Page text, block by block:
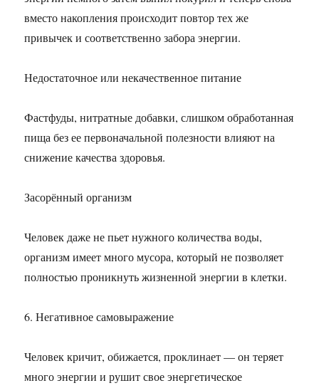
вместо накопления происходит повтор тех же
привычек и соответственно забора энергии.
Недостаточное или некачественное питание
Фастфуды, нитратные добавки, слишком обработанная
пища без ее первоначальной полезности влияют на
снижение качества здоровья.
Засорённый организм
Человек даже не пьет нужного количества воды,
организм имеет много мусора, который не позволяет
полностью проникнуть жизненной энергии в клетки.
6. Негативное самовыражение
Человек кричит, обижается, проклинает — он теряет
много энергии и рушит свое энергетическое